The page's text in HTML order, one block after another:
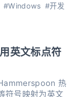
IOCTL 编码及
#Windows #开发
英文标点符
热
符号映射为英文